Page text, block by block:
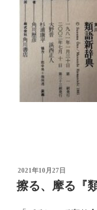
投
稿
日:
2021年10月27日
擦る、摩る『